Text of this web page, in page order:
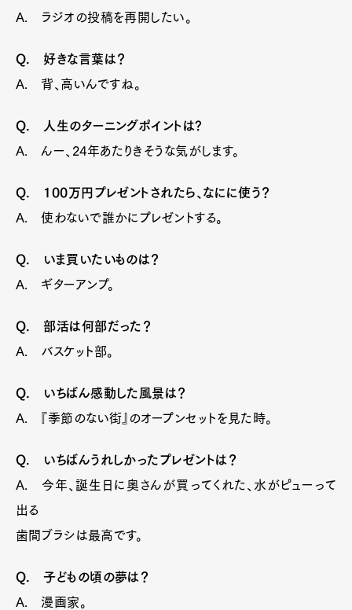
A. ラジオの投稿を再開したい。
Q. 好きな言葉は？
A. 背、高いんですね。
Q. 人生のターニングポイントは?
A. んー、24年あたりきそうな気がします。
Q. 100万円プレゼントされたら、なにに使う？
A. 使わないで誰かにプレゼントする。
Q. いま買いたいものは？
A. ギターアンプ。
Q. 部活は何部だった？
A. バスケット部。
Q. いちばん感動した風景は？
A. 『季節のない街』のオープンセットを見た時。
Q. いちばんうれしかったプレゼントは？
A. 今年、誕生日に奥さんが買ってくれた、水がピューって
出る
歯間ブラシは最高です。
Q. 子どもの頃の夢は？
A. 漫画家。